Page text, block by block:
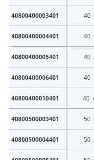
40800400003401 40
40800400004401 40
40800400005401 40
40800400006401 40
40800400010401 40
40800500003401 50
40800500004401 50
Vul onderstaand
E-mailadres *
Wachtwoord